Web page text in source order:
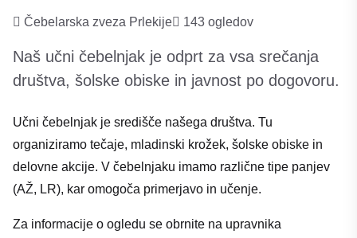
Čebelarska zveza Prlekije 143 ogledov
Naš učni čebelnjak je odprt za vsa srečanja
društva, šolske obiske in javnost po dogovoru.
Učni čebelnjak je središče našega društva. Tu
organiziramo tečaje, mladinski krožek, šolske obiske in
delovne akcije. V čebelnjaku imamo različne tipe panjev
(AŽ, LR), kar omogoča primerjavo in učenje.
Za informacije o ogledu se obrnite na upravnika